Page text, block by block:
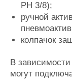
PH 3/8);
ручной
колпачок
В
могут